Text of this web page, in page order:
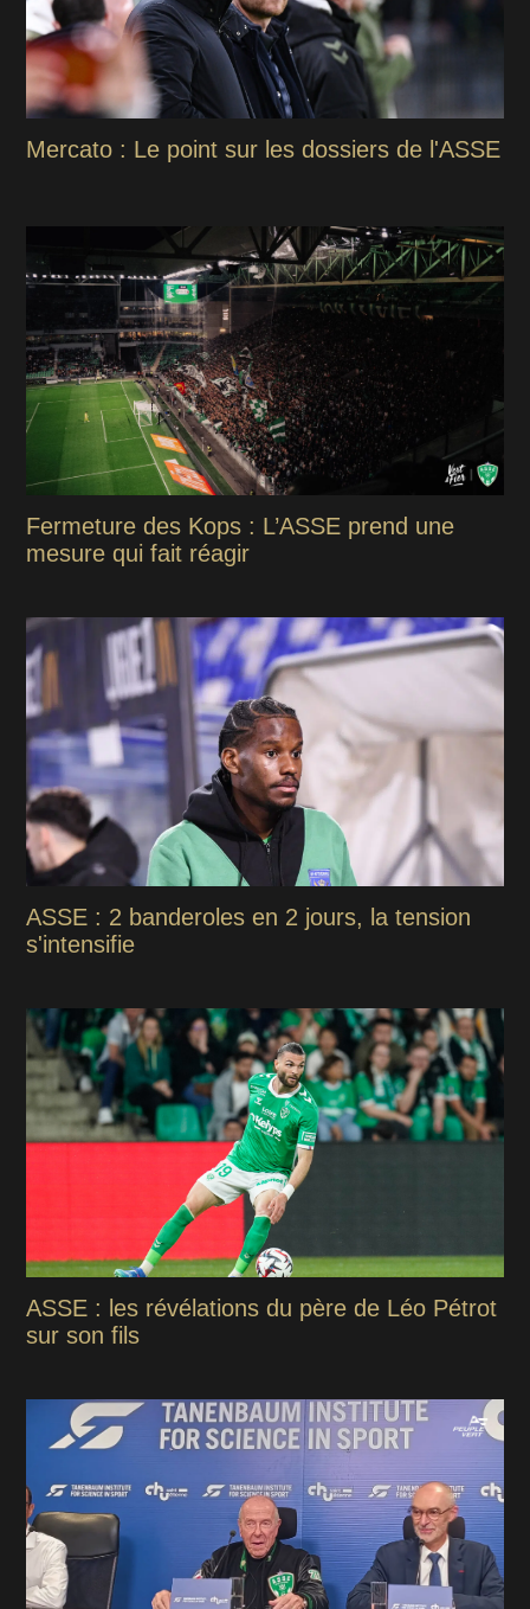
Mercato : Le point sur les dossiers de l'ASSE
Fermeture des Kops : L’ASSE prend une
mesure qui fait réagir
ASSE : 2 banderoles en 2 jours, la tension
s'intensifie
ASSE : les révélations du père de Léo Pétrot
sur son fils